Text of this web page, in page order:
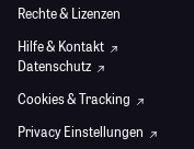
Rechte & Lizenzen
Hilfe & Kontakt
Datenschutz
Cookies & Tracking
Privacy Einstellungen